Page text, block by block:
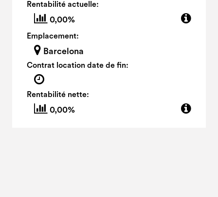
Rentabilité actuelle:
0,00%
Emplacement:
Barcelona
Contrat location date de fin:
Rentabilité nette:
0,00%